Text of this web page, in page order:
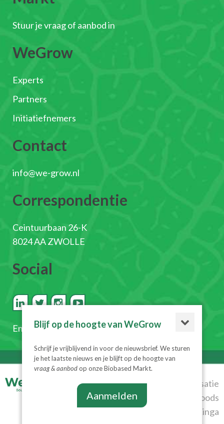
Stuur je vraag of aanbod in
WeGrow
Experts
Partners
Initiatiefnemers
Contact
info@we-grow.nl
Correspondentie
Ceintuurbaan 26-K
8024 AA ZWOLLE
Social
En schrijf je in voor de nieuwsbrief
© 2026
WeGrow|Algemene
Realisatie
Diesignloods
& Linga
Blijf op de hoogte van WeGrow
Schrijf je vrijblijvend in voor de nieuwsbrief. We sturen
je het laatste nieuws en je blijft op de hoogte van
vraag & aanbodop onze Biobased Markt.
Aanmelden